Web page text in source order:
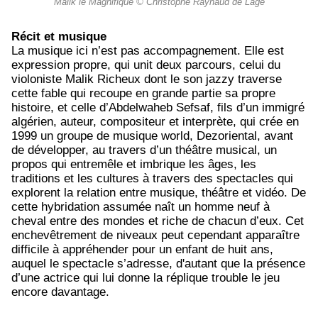
Malik le Magnifique © Christophe Raynaud de Lage
Récit et musique
La musique ici n’est pas accompagnement. Elle est
expression propre, qui unit deux parcours, celui du
violoniste Malik Richeux dont le son jazzy traverse
cette fable qui recoupe en grande partie sa propre
histoire, et celle d’Abdelwaheb Sefsaf, fils d’un immigré
algérien, auteur, compositeur et interprète, qui crée en
1999 un groupe de musique world, Dezoriental, avant
de développer, au travers d’un théâtre musical, un
propos qui entremêle et imbrique les âges, les
traditions et les cultures à travers des spectacles qui
explorent la relation entre musique, théâtre et vidéo. De
cette hybridation assumée naît un homme neuf à
cheval entre des mondes et riche de chacun d’eux. Cet
enchevêtrement de niveaux peut cependant apparaître
difficile à appréhender pour un enfant de huit ans,
auquel le spectacle s’adresse, d'autant que la présence
d’une actrice qui lui donne la réplique trouble le jeu
encore davantage.